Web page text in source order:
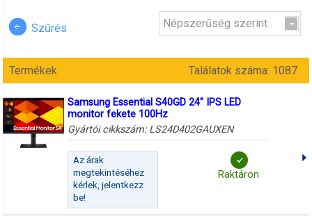
Szűrés Népszerűség szerint
Termékek Találatok száma: 1087
Samsung Essential S40GD 24" IPS LED
monitor fekete 100Hz
Gyártói cikkszám: LS24D402GAUXEN
Az árak
megtekintéséhez
kérlek, jelentkezz
be!
Raktáron